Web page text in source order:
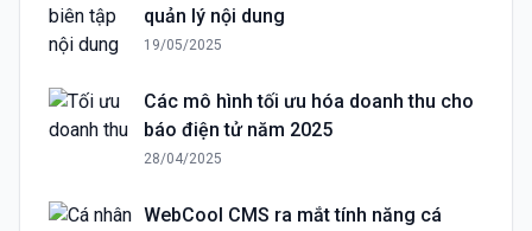
quản lý nội dung
19/05/2025
Các mô hình tối ưu hóa doanh thu cho
báo điện tử năm 2025
28/04/2025
WebCool CMS ra mắt tính năng cá